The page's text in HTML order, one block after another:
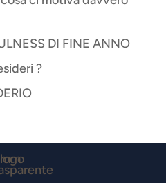
DI FINE ANNO
?